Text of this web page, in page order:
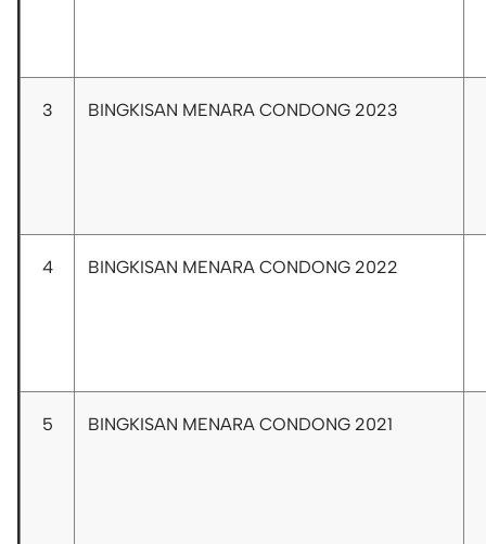
3 BINGKISAN MENARA CONDONG 2023
4 BINGKISAN MENARA CONDONG 2022
5 BINGKISAN MENARA CONDONG 2021